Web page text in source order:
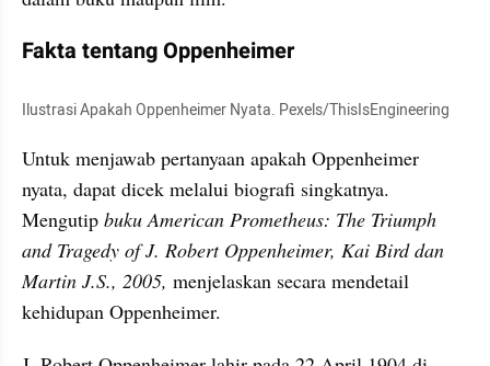
Fakta tentang Oppenheimer
Ilustrasi Apakah Oppenheimer Nyata. Pexels/ThisIsEngineering
Untuk menjawab pertanyaan apakah Oppenheimer
nyata, dapat dicek melalui biografi singkatnya.
Mengutip buku American Prometheus: The Triumph
and Tragedy of J. Robert Oppenheimer, Kai Bird dan
Martin J.S., 2005, menjelaskan secara mendetail
kehidupan Oppenheimer.